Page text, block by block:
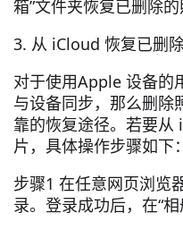
箱”文件夹恢复已删除的
3. 从 iCloud 恢复已删
对于使用Apple 设备的
与设备同步，那么删除
靠的恢复途径。若要从
片，具体操作步骤如下：
步骤1 在任意网页浏览
录。登录成功后，在“相